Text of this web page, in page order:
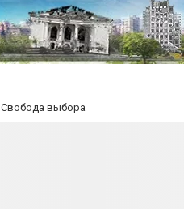
Свобода выбора